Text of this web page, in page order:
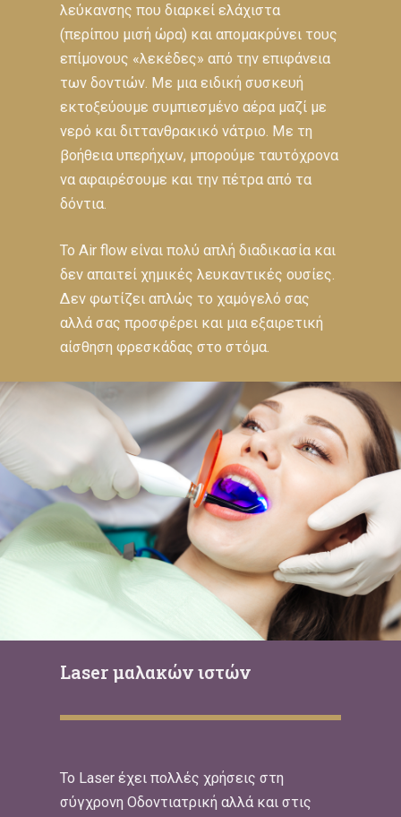
λεύκανσης που διαρκεί ελάχιστα
(περίπου μισή ώρα) και απομακρύνει τους
επίμονους «λεκέδες» από την επιφάνεια
των δοντιών. Με μια ειδική συσκευή
εκτοξεύουμε συμπιεσμένο αέρα μαζί με
νερό και διττανθρακικό νάτριο. Με τη
βοήθεια υπερήχων, μπορούμε ταυτόχρονα
να αφαιρέσουμε και την πέτρα από τα
δόντια.
Το Air flow είναι πολύ απλή διαδικασία και
δεν απαιτεί χημικές λευκαντικές ουσίες.
Δεν φωτίζει απλώς το χαμόγελό σας
αλλά σας προσφέρει και μια εξαιρετική
αίσθηση φρεσκάδας στο στόμα.
Laser μαλακών ιστών
To Laser έχει πολλές χρήσεις στη
σύγχρονη Οδοντιατρική αλλά και στις